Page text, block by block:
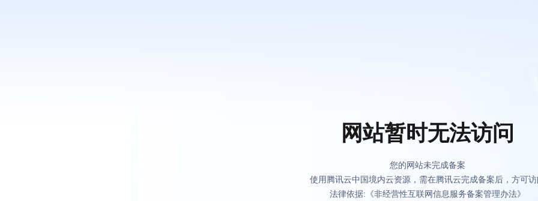
网站暂时无法访问
您的网站未完成备案
使用腾讯云中国境内云资源，需在腾讯云完成备案后，方可
法律依据:《非经营性互联网信息服务备案管理办法》